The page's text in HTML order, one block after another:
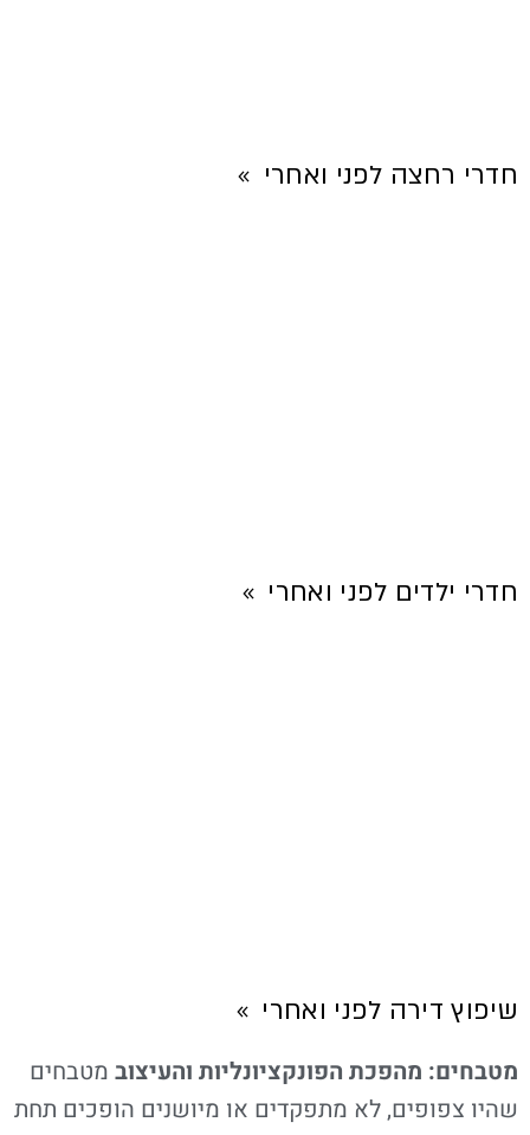
חדרי רחצה לפני ואחרי
חדרי ילדים לפני ואחרי
שיפוץ דירה לפני ואחרי
מטבחים: מהפכת הפונקציונליות והעיצוב מטבחים
שהיו צפופים, לא מתפקדים או מיושנים הופכים תחת